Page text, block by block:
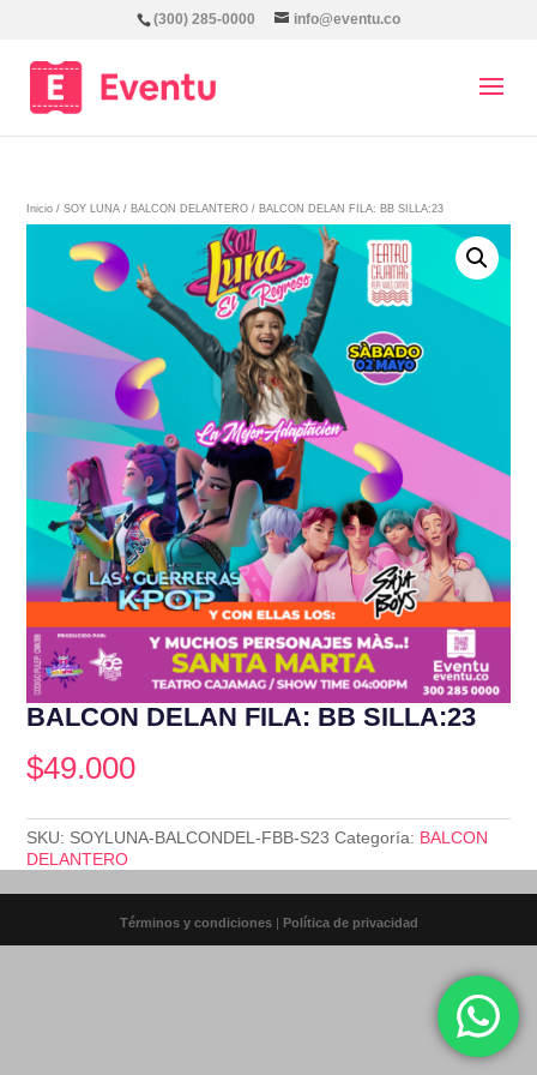
(300) 285-0000 info@eventu.co
Inicio /SOY LUNA / BALCON DELANTERO / BALCON DELAN FILA: BB SILLA:23
BALCON DELAN FILA: BB SILLA:23
$49.000
SKU: SOYLUNA-BALCONDEL-FBB-S23 Categoría: BALCON
DELANTERO
Términos y condiciones | Política de privacidad